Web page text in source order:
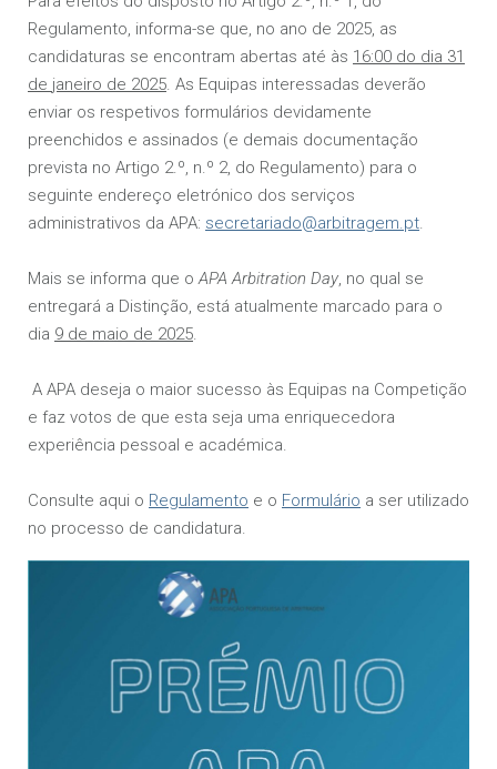
Regulamento, informa-se que, no ano de 2025, as
candidaturas se encontram abertas até às 16:00 do dia 31
de janeiro de 2025. As Equipas interessadas deverão
enviar os respetivos formulários devidamente
preenchidos e assinados (e demais documentação
prevista no Artigo 2.º, n.º 2, do Regulamento) para o
seguinte endereço eletrónico dos serviços
administrativos da APA: secretariado@arbitragem.pt.
Mais se informa que oAPA Arbitration Day, no qual se
entregará a Distinção, está atualmente marcado para o
dia 9 de maio de 2025.
A APA deseja o maior sucesso às Equipas na Competição
e faz votos de que esta seja uma enriquecedora
experiência pessoal e académica.
Consulte aqui o Regulamento e o Formulário a ser utilizado
no processo de candidatura.